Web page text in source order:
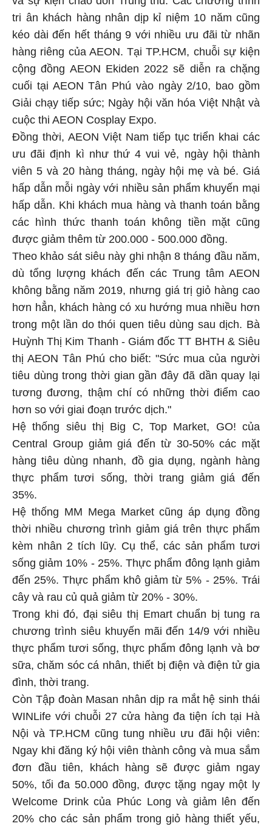
tri ân khách hàng nhân dịp kỉ niệm 10 năm cũng
kéo dài đến hết tháng 9 với nhiều ưu đãi từ nhãn
hàng riêng của AEON. Tại TP.HCM, chuỗi sự kiện
cộng đồng AEON Ekiden 2022 sẽ diễn ra chặng
cuối tại AEON Tân Phú vào ngày 2/10, bao gồm
Giải chạy tiếp sức; Ngày hội văn hóa Việt Nhật và
cuộc thi AEON Cosplay Expo.
Đồng thời, AEON Việt Nam tiếp tục triển khai các
ưu đãi định kì như thứ 4 vui vẻ, ngày hội thành
viên 5 và 20 hàng tháng, ngày hội mẹ và bé. Giá
hấp dẫn mỗi ngày với nhiều sản phẩm khuyến mại
hấp dẫn. Khi khách mua hàng và thanh toán bằng
các hình thức thanh toán không tiền mặt cũng
được giảm thêm từ 200.000 - 500.000 đồng.
Theo khảo sát siêu này ghi nhận 8 tháng đầu năm,
dù tổng lượng khách đến các Trung tâm AEON
không bằng năm 2019, nhưng giá trị giỏ hàng cao
hơn hẳn, khách hàng có xu hướng mua nhiều hơn
trong một lần do thói quen tiêu dùng sau dịch. Bà
Huỳnh Thị Kim Thanh - Giám đốc TT BHTH & Siêu
thị AEON Tân Phú cho biết: "Sức mua của người
tiêu dùng trong thời gian gần đây đã dần quay lại
tương đương, thậm chí có những thời điểm cao
hơn so với giai đoạn trước dịch."
Hệ thống siêu thị Big C, Top Market, GO! của
Central Group giảm giá đến từ 30-50% các mặt
hàng tiêu dùng nhanh, đồ gia dụng, ngành hàng
thực phẩm tươi sống, thời trang giảm giá đến
35%.
Hệ thống MM Mega Market cũng áp dụng đồng
thời nhiều chương trình giảm giá trên thực phẩm
kèm nhân 2 tích lũy. Cụ thể, các sản phẩm tươi
sống giảm 10% - 25%. Thực phẩm đông lạnh giảm
đến 25%. Thực phẩm khô giảm từ 5% - 25%. Trái
cây và rau củ quả giảm từ 20% - 30%.
Trong khi đó, đại siêu thị Emart chuẩn bị tung ra
chương trình siêu khuyến mãi đến 14/9 với nhiều
thực phẩm tươi sống, thực phẩm đông lạnh và bơ
sữa, chăm sóc cá nhân, thiết bị điện và điện tử gia
đình, thời trang.
Còn Tập đoàn Masan nhân dịp ra mắt hệ sinh thái
WINLife với chuỗi 27 cửa hàng đa tiện ích tại Hà
Nội và TP.HCM cũng tung nhiều ưu đãi hội viên:
Ngay khi đăng ký hội viên thành công và mua sắm
đơn đầu tiên, khách hàng sẽ được giảm ngay
50%, tối đa 50.000 đồng, được tặng ngay một ly
Welcome Drink của Phúc Long và giảm lên đến
20% cho các sản phẩm trong giỏ hàng thiết yếu,